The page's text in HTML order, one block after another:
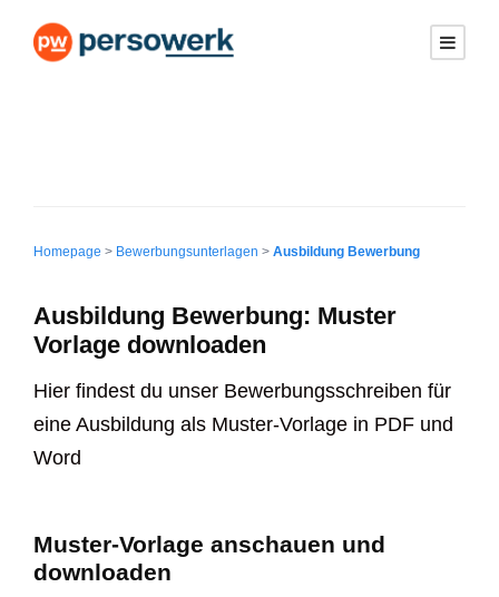
Homepage > Bewerbungsunterlagen > Ausbildung Bewerbung
Ausbildung Bewerbung: Muster
Vorlage downloaden
Hier findest du unser Bewerbungsschreiben für
eine Ausbildung als Muster-Vorlage in PDF und
Word
Muster-Vorlage anschauen und
downloaden